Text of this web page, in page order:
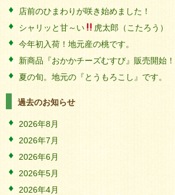
店前のひまわりが咲き始めました！
シャリッと甘～い
虎太郎（こたろう）
今年初入荷！地元産の桃です。
新商品『おかかチーズむすび』販売開始！
夏の旬。地元の『とうもろこし』です。
過去のお知らせ
2026年8月
2026年7月
2026年6月
2026年5月
2026年4月